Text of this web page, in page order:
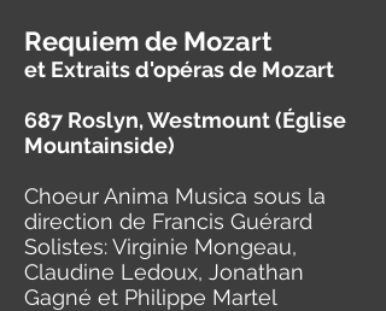
Requiem de Mozart
et Extraits d'opéras de Mozart
687 Roslyn, Westmount (Église
Mountainside)
Choeur Anima Musica sous la
direction de Francis Guérard
Solistes: Virginie Mongeau,
Claudine Ledoux, Jonathan
Gagné et Philippe Martel